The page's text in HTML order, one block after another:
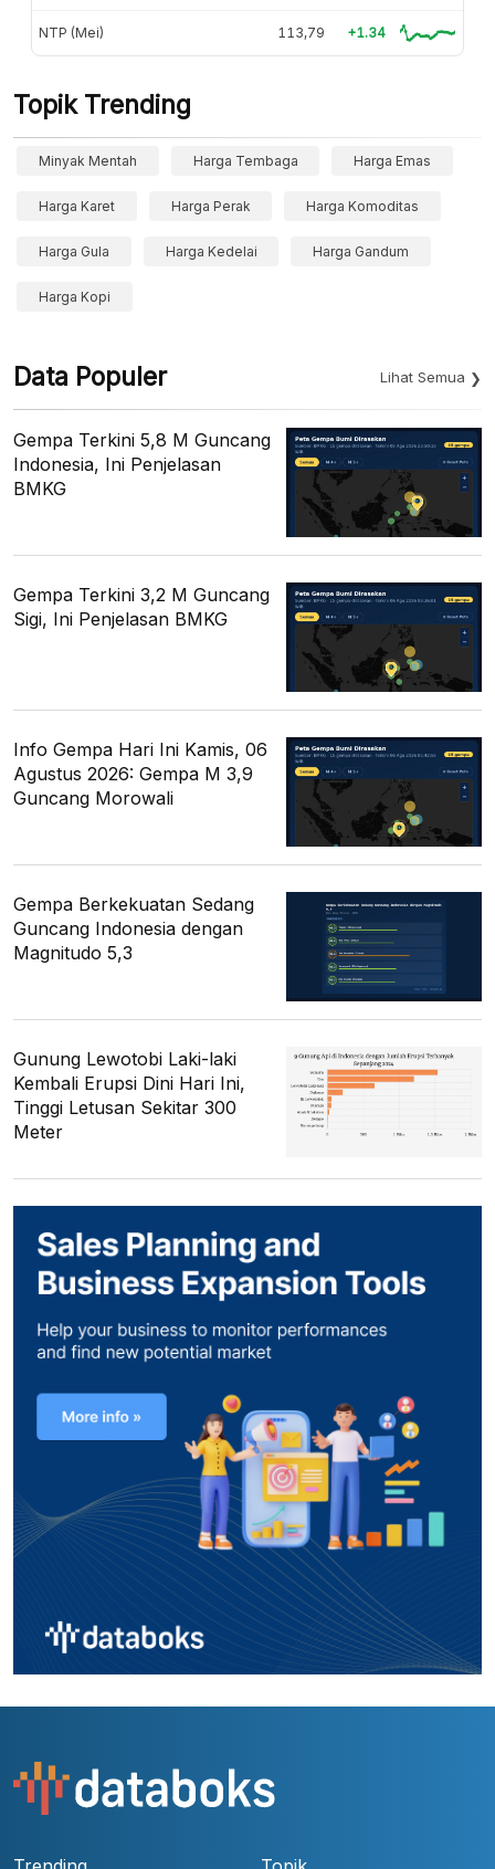
NTP (Mei) 113,79 +1.34
Topik Trending
Minyak Mentah Harga Tembaga Harga Emas
Harga Karet Harga Perak Harga Komoditas
Harga Gula Harga Kedelai Harga Gandum
Harga Kopi
Data Populer Lihat Semua
Gempa Terkini 5,8 M Guncang
Indonesia, Ini Penjelasan
BMKG
Gempa Terkini 3,2 M Guncang
Sigi, Ini Penjelasan BMKG
Info Gempa Hari Ini Kamis, 06
Agustus 2026: Gempa M 3,9
Guncang Morowali
Gempa Berkekuatan Sedang
Guncang Indonesia dengan
Magnitudo 5,3
Gunung Lewotobi Laki-laki
Kembali Erupsi Dini Hari Ini,
Tinggi Letusan Sekitar 300
Meter